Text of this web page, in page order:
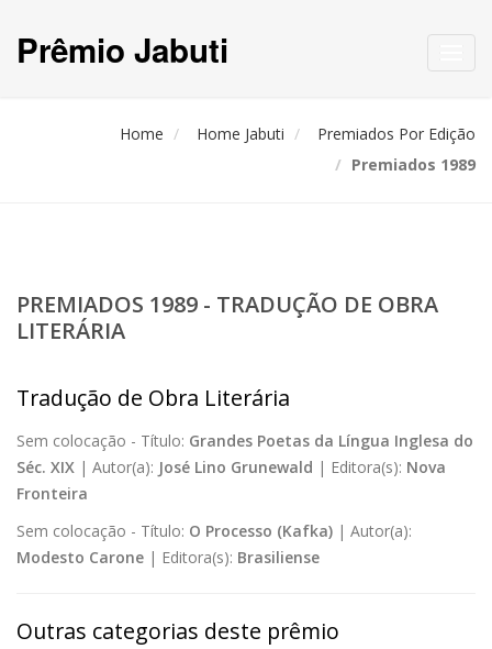
Prêmio Jabuti
Home Home Jabuti
Premiados Por Edição
Premiados 1989
PREMIADOS 1989 - TRADUÇÃO DE OBRA
LITERÁRIA
Tradução de Obra Literária
Sem colocação - Título: Grandes Poetas da Língua Inglesa do
Séc. XIX | Autor(a): José Lino Grunewald | Editora(s): Nova
Fronteira
Sem colocação - Título: O Processo (Kafka) | Autor(a):
Modesto Carone | Editora(s): Brasiliense
Outras categorias deste prêmio